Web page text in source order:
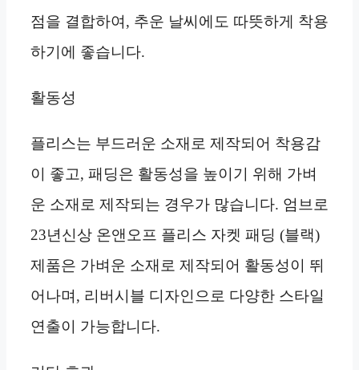
점을 결합하여, 추운 날씨에도 따뜻하게 착용
하기에 좋습니다.
활동성
플리스는 부드러운 소재로 제작되어 착용감
이 좋고, 패딩은 활동성을 높이기 위해 가벼
운 소재로 제작되는 경우가 많습니다. 엄브로
23년신상 온앤오프 플리스 자켓 패딩 (블랙)
제품은 가벼운 소재로 제작되어 활동성이 뛰
어나며, 리버시블 디자인으로 다양한 스타일
연출이 가능합니다.